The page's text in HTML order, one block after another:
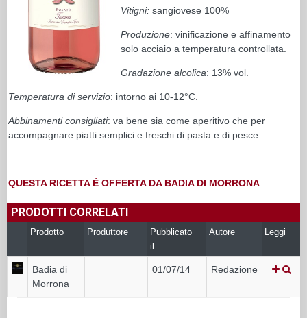
Vitigni: sangiovese 100%
Produzione: vinificazione e affinamento
solo acciaio a temperatura controllata.
Gradazione alcolica: 13% vol.
Temperatura di servizio: intorno ai 10-12°C.
Abbinamenti consigliati: va bene sia come aperitivo che per
accompagnare piatti semplici e freschi di pasta e di pesce.
QUESTA RICETTA È OFFERTA DA BADIA DI MORRONA
PRODOTTI CORRELATI
Prodotto Produttore
Pubblicato
il
Autore Leggi
Badia di
Morrona
01/07/14 Redazione